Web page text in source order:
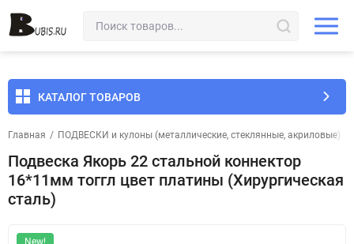
КАТАЛОГ ТОВАРОВ
Главная / ПОДВЕСКИ и кулоны (металлические, стеклянные, акриловые)
Подвеска Якорь 22 стальной коннектор
16*11мм тоггл цвет платины (Хирургическая
сталь)
New!